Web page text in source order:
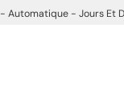
- Automatique - Jours Et